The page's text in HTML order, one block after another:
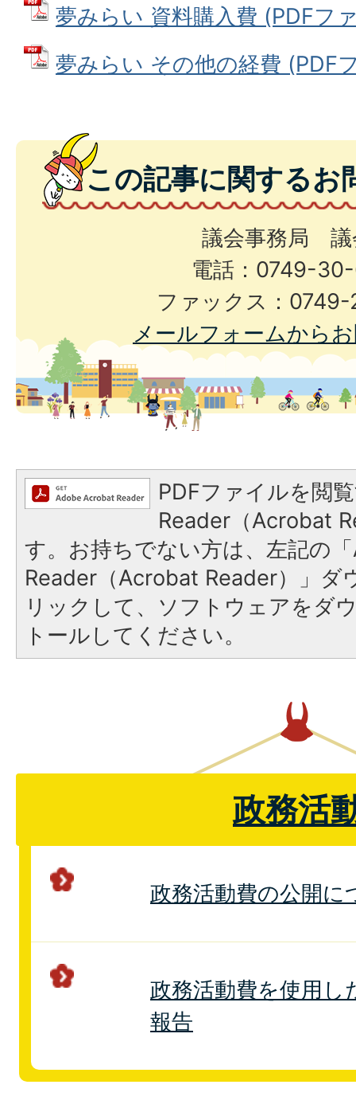
夢みらい 資料購入費 (PDFフ
夢みらい その他の経費 (PDF
この記事に関するお
議会事務局 議
電話：0749-
ファックス：
メールフォームから
PDFファイルを閲
Reader（Acrobat
す。お持ちでない方は、左記の
Reader（Acrobat Reader）」ダ
リックして、ソフトウェアをダ
トールしてください。
政務活
政務活動費の公開に
政務活動費を使用し
報告